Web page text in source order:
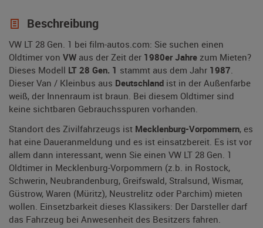
Beschreibung
VW LT 28 Gen. 1 bei film-autos.com: Sie suchen einen
Oldtimer von VW aus der Zeit der 1980er Jahre zum Mieten?
Dieses Modell LT 28 Gen. 1 stammt aus dem Jahr 1987.
Dieser Van / Kleinbus aus Deutschland ist in der Außenfarbe
weiß, der Innenraum ist braun. Bei diesem Oldtimer sind
keine sichtbaren Gebrauchsspuren vorhanden.
Standort des Zivilfahrzeugs ist Mecklenburg-Vorpommern, es
hat eine Daueranmeldung und es ist einsatzbereit. Es ist vor
allem dann interessant, wenn Sie einen VW LT 28 Gen. 1
Oldtimer in Mecklenburg-Vorpommern (z.b. in Rostock,
Schwerin, Neubrandenburg, Greifswald, Stralsund, Wismar,
Güstrow, Waren (Müritz), Neustrelitz oder Parchim) mieten
wollen. Einsetzbarkeit dieses Klassikers: Der Darsteller darf
das Fahrzeug bei Anwesenheit des Besitzers fahren.